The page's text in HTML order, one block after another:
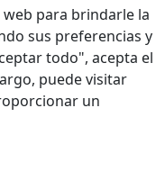
para brindarle la
sus preferencias y
todo", acepta el
puede visitar
un